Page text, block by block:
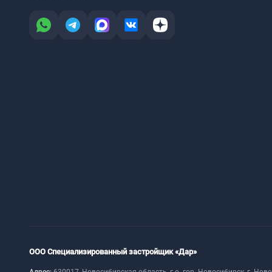
ООО Специализированный застройщик «Дар»